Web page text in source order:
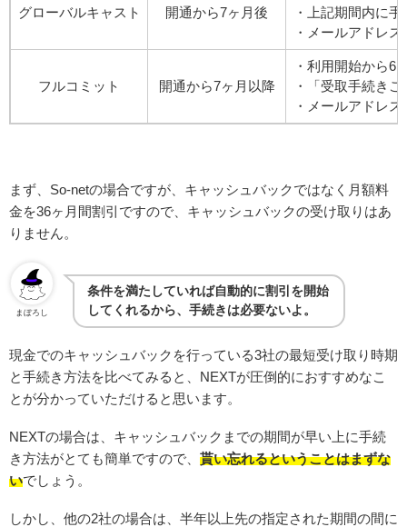
グローバルキャスト 開通から7ヶ月後
・上記期間内に
・メールアドレ
フルコミット 開通から7ヶ月以降
・利用開始から6
・「受取手続き
・メールアドレ
まず、So-netの場合ですが、キャッシュバックではなく月額料
金を36ヶ月間割引ですので、キャッシュバックの受け取りはあ
りません。
まぼろし
条件を満たしていれば自動的に割引を開始
してくれるから、手続きは必要ないよ。
現金でのキャッシュバックを行っている3社の最短受け取り時期
と手続き方法を比べてみると、NEXTが圧倒的におすすめなこ
とが分かっていただけると思います。
NEXTの場合は、キャッシュバックまでの期間が早い上に手続
き方法がとても簡単ですので、 貰い忘れるということはまずな
いでしょう。
しかし、他の2社の場合は、半年以上先の指定された期間の間に